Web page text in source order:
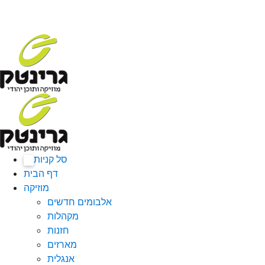
סל קניות
דף הבית
מוזיקה
אלבומים חדשים
מקהלות
חזנות
מארזים
אנגלית